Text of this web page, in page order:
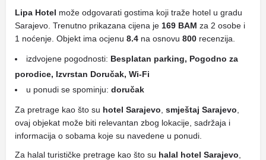
Lipa Hotel može odgovarati gostima koji traže hotel u gradu
Sarajevo. Trenutno prikazana cijena je 169 BAM za 2 osobe i
1 noćenje. Objekt ima ocjenu 8.4 na osnovu 800 recenzija.
izdvojene pogodnosti: Besplatan parking, Pogodno za
porodice, Izvrstan Doručak, Wi-Fi
u ponudi se spominju: doručak
Za pretrage kao što su hotel Sarajevo smještaj Sarajevo
ovaj objekat može biti relevantan zbog lokacije, sadržaja i
informacija o sobama koje su navedene u ponudi.
Za halal turističke pretrage kao što su halal hotel Sarajevo